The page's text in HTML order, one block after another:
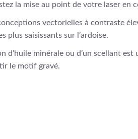
la mise au point de votre laser en
vectorielles à contraste
plus saisissants sur l’ardoise.
d’huile minérale ou d’un scellant
le motif gravé.